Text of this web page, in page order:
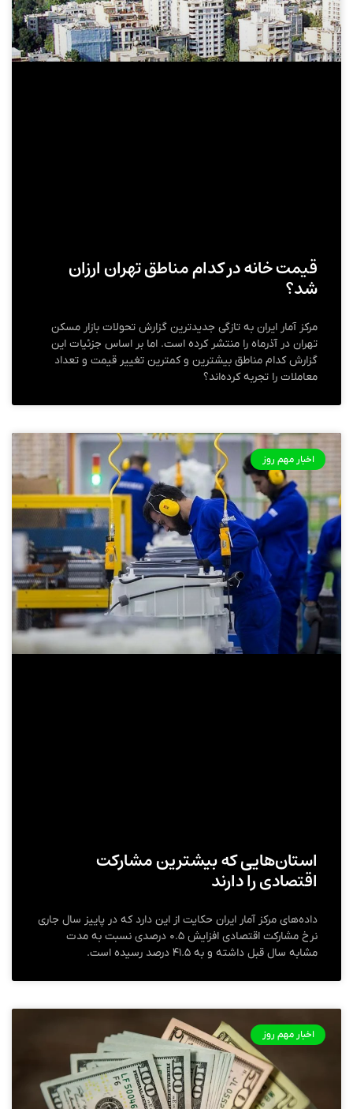
قیمت خانه در کدام مناطق تهران ارزان
شد؟
مرکز آمار ایران به تازگی جدیدترین گزارش تحولات بازار مسکن
تهران در آذرماه را منتشر کرده است. اما بر اساس جزئیات این
گزارش کدام مناطق بیشترین و کمترین تغییر قیمت و تعداد
معاملات را تجربه کرده‌اند؟
اخبار مهم روز
استان‌هایی که بیشترین مشارکت
اقتصادی را دارند
داده‌های مرکز آمار ایران حکایت از این دارد که در پاییز سال جاری
نرخ مشارکت اقتصادی افزایش ۰.۵ درصدی نسبت به مدت
مشابه سال قبل داشته و به ۴۱.۵ درصد رسیده است.
اخبار مهم روز